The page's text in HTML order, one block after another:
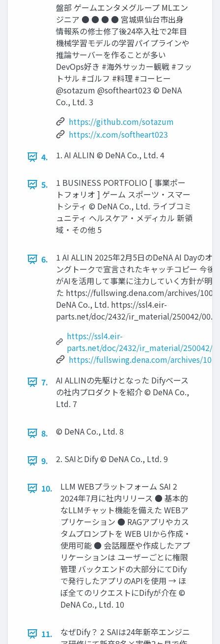
盤部 ゲームエンタメグループ MLエン
ジニア ● ● ● ● 宮城県仙台市出身
情報系の修士修了後24卒入社で2年目
機械学習モデルの学習パイプラインや
推論サーバーを作ることが多い
DevOps好き #海外サッカー観戦 #フッ
トサル #ゴルフ #料理 #コーヒー
@sotazum @softheart023 © DeNA
Co., Ltd. 3
https://github.com/sotazum
https://x.com/softheart023
4.
1. AI ALLIN © DeNA Co., Ltd. 4
5.
1 BUSINESS PORTFOLIO [ 事業ポー
トフォリオ ] ゲーム スポーツ・スマー
トシティ © DeNA Co., Ltd. ライブコミ
ュニティ ヘルスケア・メディカル 新領
域・その他 5
6.
1 AI ALLIN 2025年2月5日のDeNA AI Dayのオ
ングトークで宣言されたキャッチコピー 今後
がAIを活用して事業に注力していく方針が明
た https://fullswing.dena.com/archives/
DeNA Co., Ltd. https://ssl4.eir-
parts.net/doc/2432/ir_material/250042/
https://ssl4.eir-
parts.net/doc/2432/ir_material/250042/
https://fullswing.dena.com/archives/
7.
AI ALLINの先駆けとなった Difyベース
の社内プロダクトを紹介 © DeNA Co.,
Ltd. 7
8. © DeNA Co., Ltd. 8
9. 2. SAIとDify © DeNA Co., Ltd. 9
10.
LLM WEBプラットフォーム SAI 2
2024年7月に社内リリース ● 基本的
なLLMチャット機能を備えた WEBア
プリケーション ● RAGアプリやカス
タムプロンプトを WEB UIから作成・
使用可能 ● 会話履歴や作成したアプ
リケーションは ユーザーごとに権限
管理 バックエンドの大部分にてDify
で発行したアプリのAPIを使用 → ほ
ぼ全てのリクエストにDifyが介在 ©
DeNA Co., Ltd. 10
11.
なぜDify？ 2 SAIは24年新卒エンジニ